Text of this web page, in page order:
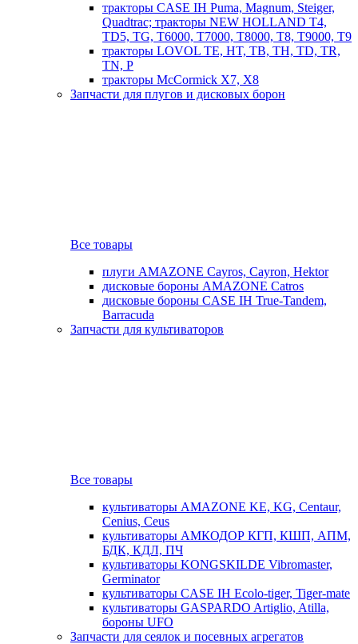
тракторы CASE IH Puma, Magnum, Steiger,
Quadtrac; тракторы NEW HOLLAND T4,
TD5, TG, T6000, T7000, T8000, T8, T9000, T9
тракторы LOVOL TE, HT, TB, TH, TD, TR,
TN, P
тракторы McCormick X7, X8
Запчасти для плугов и дисковых борон
Все товары
плуги AMAZONE Cayros, Cayron, Hektor
дисковые бороны AMAZONE Catros
дисковые бороны CASE IH True-Tandem,
Barracuda
Запчасти для культиваторов
Все товары
культиваторы AMAZONE KE, KG, Centaur,
Cenius, Ceus
культиваторы АМКОДОР КГП, КШП, АПМ,
БДК, КДЛ, ПЧ
культиваторы KONGSKILDE Vibromaster,
Germinator
культиваторы CASE IH Ecolo-tiger, Tiger-mate
культиваторы GASPARDO Artiglio, Atilla,
бороны UFO
Запчасти для сеялок и посевных агрегатов